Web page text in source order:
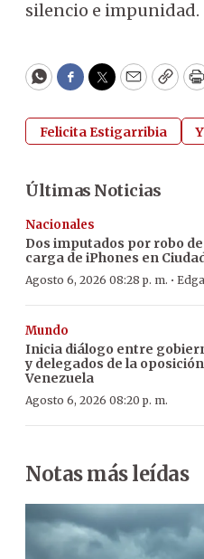
silencio e impunidad.
WhatsApp
Facebook
Twitter
EmailCopy
Felicita Estigarribia
Últimas Noticias
Nacionales
Dos imputados por robo
carga de iPhones en
Agosto 6, 2026 08:28 p. m. ·
Mundo
Inicia diálogo entre
y delegados de la
Venezuela
Agosto 6, 2026 08:20 p. m.
Notas más leídas